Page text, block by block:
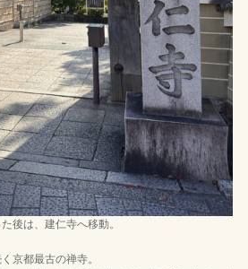
後は、建仁寺へ移動。
京都最古の禅寺。